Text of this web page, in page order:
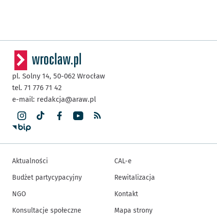
pl. Solny 14, 50-062 Wrocław
tel. 71 776 71 42
e-mail: redakcja@araw.pl
Aktualności
Budżet partycypacyjny
NGO
Konsultacje społeczne
CAL-e
Rewitalizacja
Kontakt
Mapa strony